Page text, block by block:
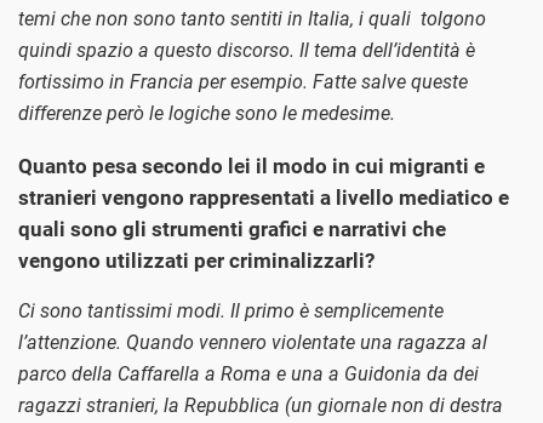
temi che non sono tanto sentiti in Italia, i quali tolgono
quindi spazio a questo discorso. Il tema dell’identità è
fortissimo in Francia per esempio. Fatte salve queste
differenze però le logiche sono le medesime.
Quanto pesa secondo lei il modo in cui migranti e
stranieri vengono rappresentati a livello mediatico e
quali sono gli strumenti grafici e narrativi che
vengono utilizzati per criminalizzarli?
Ci sono tantissimi modi. Il primo è semplicemente
l’attenzione. Quando vennero violentate una ragazza al
parco della Caffarella a Roma e una a Guidonia da dei
ragazzi stranieri, la Repubblica (un giornale non di destra